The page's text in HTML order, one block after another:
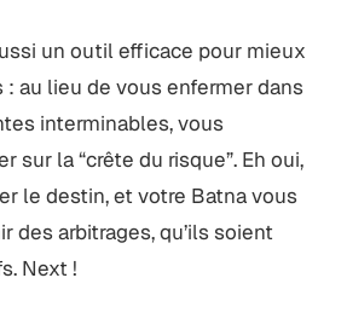
un outil efficace pour mieux
au lieu de vous enfermer dans
interminables, vous
sur la “crête du risque”. Eh oui,
le destin, et votre Batna vous
des arbitrages, qu’ils soient
Next !